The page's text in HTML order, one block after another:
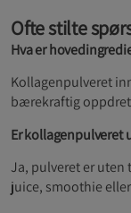
Ofte stilte
Hva er
Kollagenpulveret
bærekraftig
Er kollagenpulveret
Ja, pulveret er uten
juice, smoothie